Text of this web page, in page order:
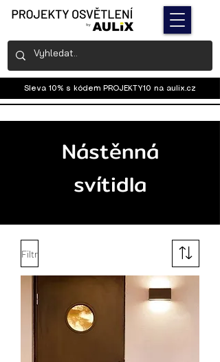
Sleva 10% s kódem PROJEKTY10 na aulix.cz
Nástěnná
svítidla
Filtr